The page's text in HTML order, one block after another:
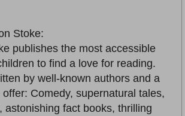
Stoke:
publishes the most accessible
to find a love for reading.
by well-known authors and a
Comedy, supernatural tales,
astonishing fact books, thrilling